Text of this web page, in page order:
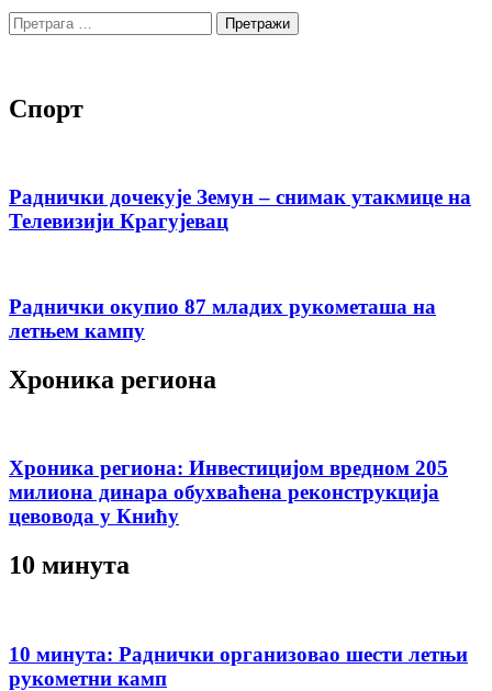
Претрага
за:
Спорт
Раднички дочекује Земун – снимак утакмице на
Телевизији Крагујевац
Раднички окупио 87 младих рукометаша на
летњем кампу
Хроника региона
Хроника региона: Инвестицијом вредном 205
милиона динара обухваћена реконструкција
цевовода у Книћу
10 минута
10 минута: Раднички организовао шести летњи
рукометни камп